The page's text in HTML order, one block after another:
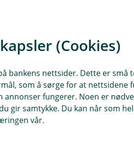
(Cookies)
bankens nettsider. Dette er små
som å sørge for at nettsidene
annonser fungerer. Noen er
gir samtykke. Du kan når som
vår.